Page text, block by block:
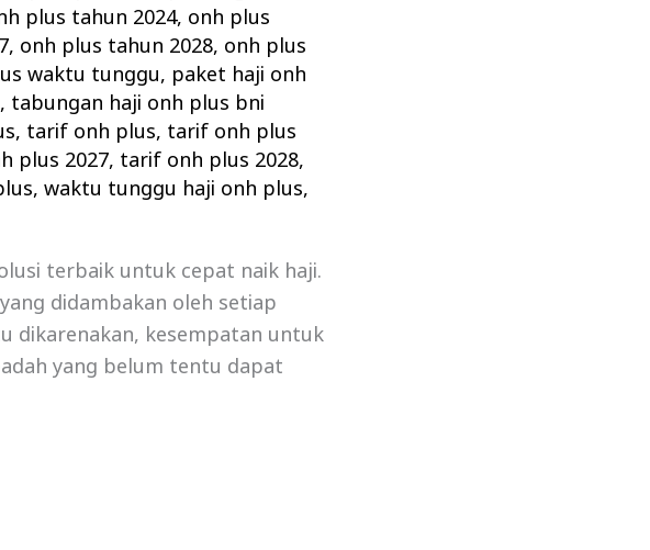
plus tahun 2024, onh plus
, onh plus tahun 2028, onh plus
waktu tunggu, paket haji onh
, tabungan haji onh plus bni
, tarif onh plus, tarif onh plus
plus 2027, tarif onh plus 2028,
,waktu tunggu haji onh plus,
terbaik untuk cepat naik haji.
didambakan oleh setiap
dikarenakan, kesempatan untuk
yang belum tentu dapat